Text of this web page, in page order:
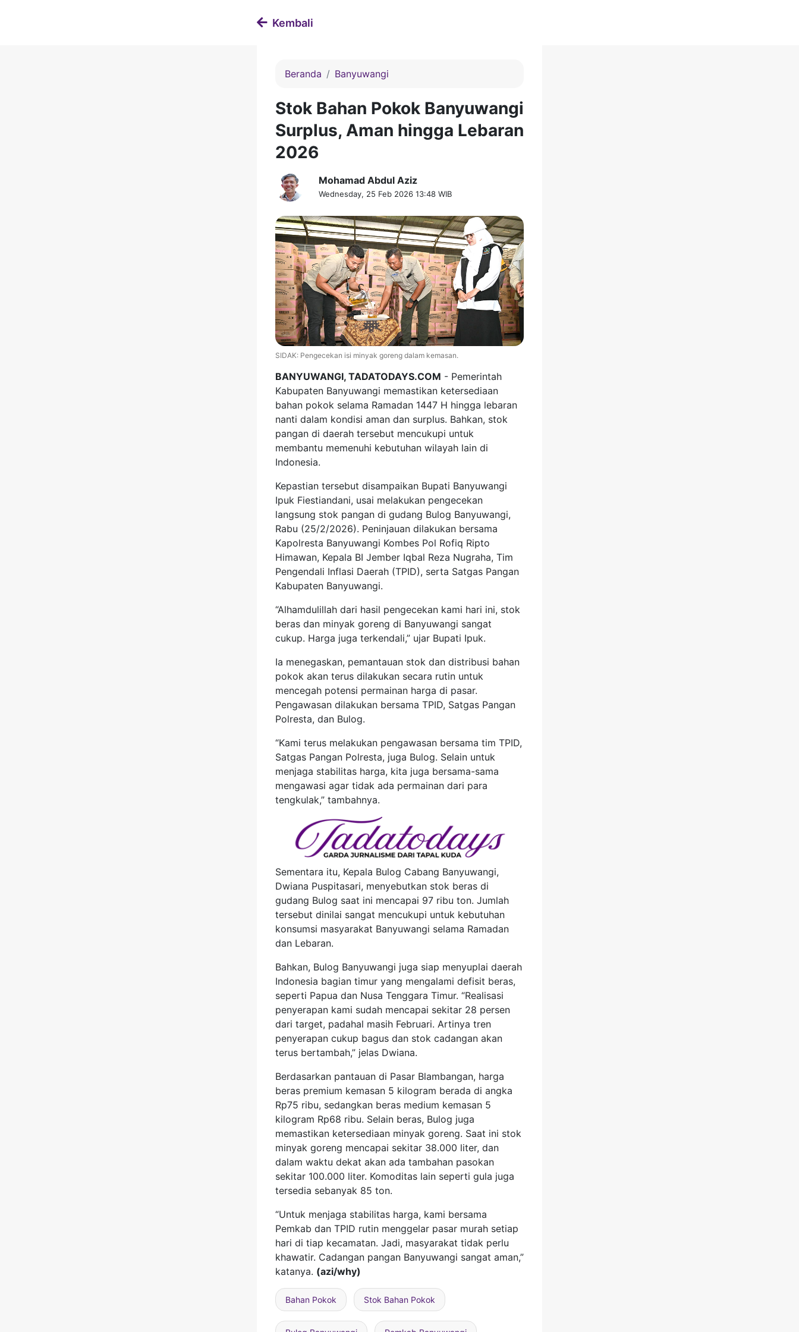
Kembali
Beranda Banyuwangi
Stok Bahan Pokok Banyuwangi
Surplus, Aman hingga Lebaran
2026
Mohamad Abdul Aziz
Wednesday, 25 Feb 2026 13:48 WIB
SIDAK: Pengecekan isi minyak goreng dalam kemasan.
BANYUWANGI, TADATODAYS.COM - Pemerintah
Kabupaten Banyuwangi memastikan ketersediaan
bahan pokok selama Ramadan 1447 H hingga lebaran
nanti dalam kondisi aman dan surplus. Bahkan, stok
pangan di daerah tersebut mencukupi untuk
membantu memenuhi kebutuhan wilayah lain di
Indonesia.
Kepastian tersebut disampaikan Bupati Banyuwangi
Ipuk Fiestiandani, usai melakukan pengecekan
langsung stok pangan di gudang Bulog Banyuwangi,
Rabu (25/2/2026). Peninjauan dilakukan bersama
Kapolresta Banyuwangi Kombes Pol Rofiq Ripto
Himawan, Kepala BI Jember Iqbal Reza Nugraha, Tim
Pengendali Inflasi Daerah (TPID), serta Satgas Pangan
Kabupaten Banyuwangi.
“Alhamdulillah dari hasil pengecekan kami hari ini, stok
beras dan minyak goreng di Banyuwangi sangat
cukup. Harga juga terkendali,” ujar Bupati Ipuk.
Ia menegaskan, pemantauan stok dan distribusi bahan
pokok akan terus dilakukan secara rutin untuk
mencegah potensi permainan harga di pasar.
Pengawasan dilakukan bersama TPID, Satgas Pangan
Polresta, dan Bulog.
“Kami terus melakukan pengawasan bersama tim TPID,
Satgas Pangan Polresta, juga Bulog. Selain untuk
menjaga stabilitas harga, kita juga bersama-sama
mengawasi agar tidak ada permainan dari para
tengkulak,” tambahnya.
Sementara itu, Kepala Bulog Cabang Banyuwangi,
Dwiana Puspitasari, menyebutkan stok beras di
gudang Bulog saat ini mencapai 97 ribu ton. Jumlah
tersebut dinilai sangat mencukupi untuk kebutuhan
konsumsi masyarakat Banyuwangi selama Ramadan
dan Lebaran.
Bahkan, Bulog Banyuwangi juga siap menyuplai daerah
Indonesia bagian timur yang mengalami defisit beras,
seperti Papua dan Nusa Tenggara Timur. “Realisasi
penyerapan kami sudah mencapai sekitar 28 persen
dari target, padahal masih Februari. Artinya tren
penyerapan cukup bagus dan stok cadangan akan
terus bertambah,” jelas Dwiana.
Berdasarkan pantauan di Pasar Blambangan, harga
beras premium kemasan 5 kilogram berada di angka
Rp75 ribu, sedangkan beras medium kemasan 5
kilogram Rp68 ribu. Selain beras, Bulog juga
memastikan ketersediaan minyak goreng. Saat ini stok
minyak goreng mencapai sekitar 38.000 liter, dan
dalam waktu dekat akan ada tambahan pasokan
sekitar 100.000 liter. Komoditas lain seperti gula juga
tersedia sebanyak 85 ton.
“Untuk menjaga stabilitas harga, kami bersama
Pemkab dan TPID rutin menggelar pasar murah setiap
hari di tiap kecamatan. Jadi, masyarakat tidak perlu
khawatir. Cadangan pangan Banyuwangi sangat aman,”
katanya. (azi/why)
Bahan Pokok Stok Bahan Pokok